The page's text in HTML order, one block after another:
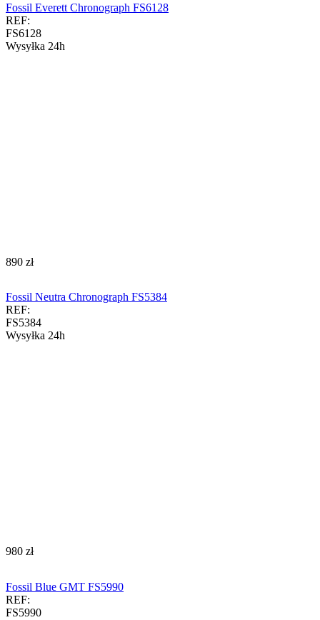
Fossil Everett Chronograph FS6128
REF:
FS6128
Wysyłka 24h
‍890‍ zł
Fossil Neutra Chronograph FS5384
REF:
FS5384
Wysyłka 24h
‍980‍ zł
Fossil Blue GMT FS5990
REF:
FS5990